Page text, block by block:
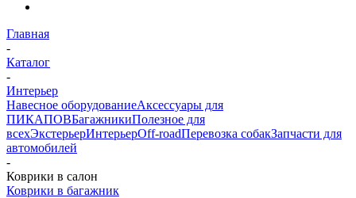
Главная
-
Каталог
-
Интерьер
Навесное оборудованиеАксессуары для
ПИКАПОВБагажникиПолезное для
всехЭкстерьерИнтерьерOff-roadПеревозка собакЗапчасти для
автомобилей
-
Коврики в салон
Коврики в багажник